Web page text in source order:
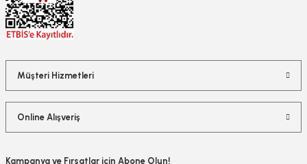
Müşteri Hizmetleri
Online Alışveriş
Kampanya ve Fırsatlar için Abone Olun!